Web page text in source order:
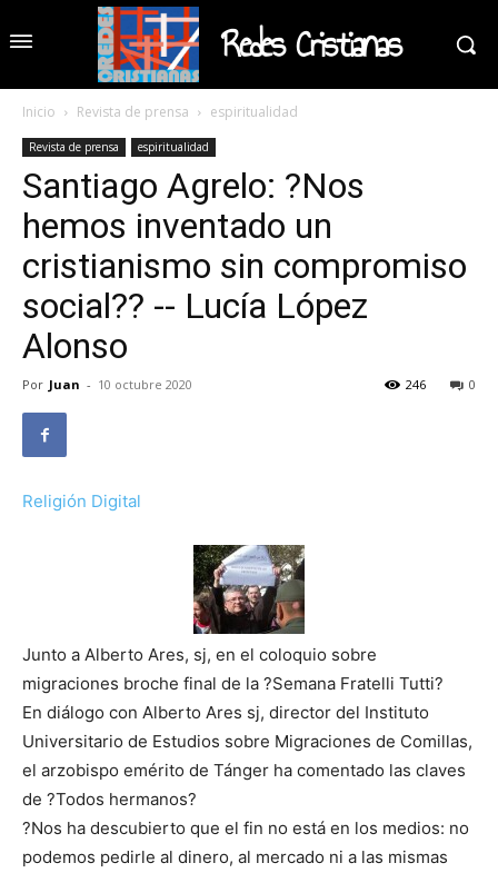
Redes Cristianas
Inicio Revista de prensa espiritualidad
Revista de prensa espiritualidad
Santiago Agrelo: ?Nos
hemos inventado un
cristianismo sin compromiso
social?? -- Lucía López
Alonso
Por Juan - 10 octubre 2020 0
246
Religión Digital
Junto a Alberto Ares, sj, en el coloquio sobre
migraciones broche final de la ?Semana Fratelli Tutti?
En diálogo con Alberto Ares sj, director del Instituto
Universitario de Estudios sobre Migraciones de Comillas,
el arzobispo emérito de Tánger ha comentado las claves
de ?Todos hermanos?
?Nos ha descubierto que el fin no está en los medios: no
podemos pedirle al dinero, al mercado ni a las mismas